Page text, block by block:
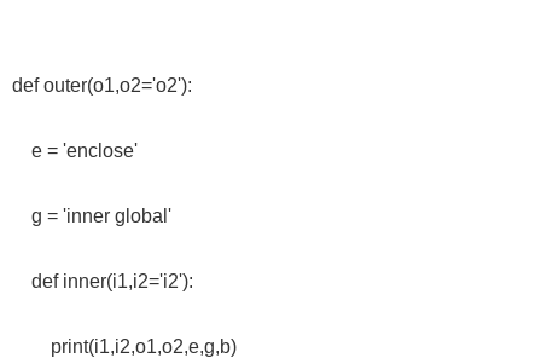
def outer(o1,o2='o2'):
e = 'enclose'
g = 'inner global'
def inner(i1,i2='i2'):
print(i1,i2,o1,o2,e,g,b)